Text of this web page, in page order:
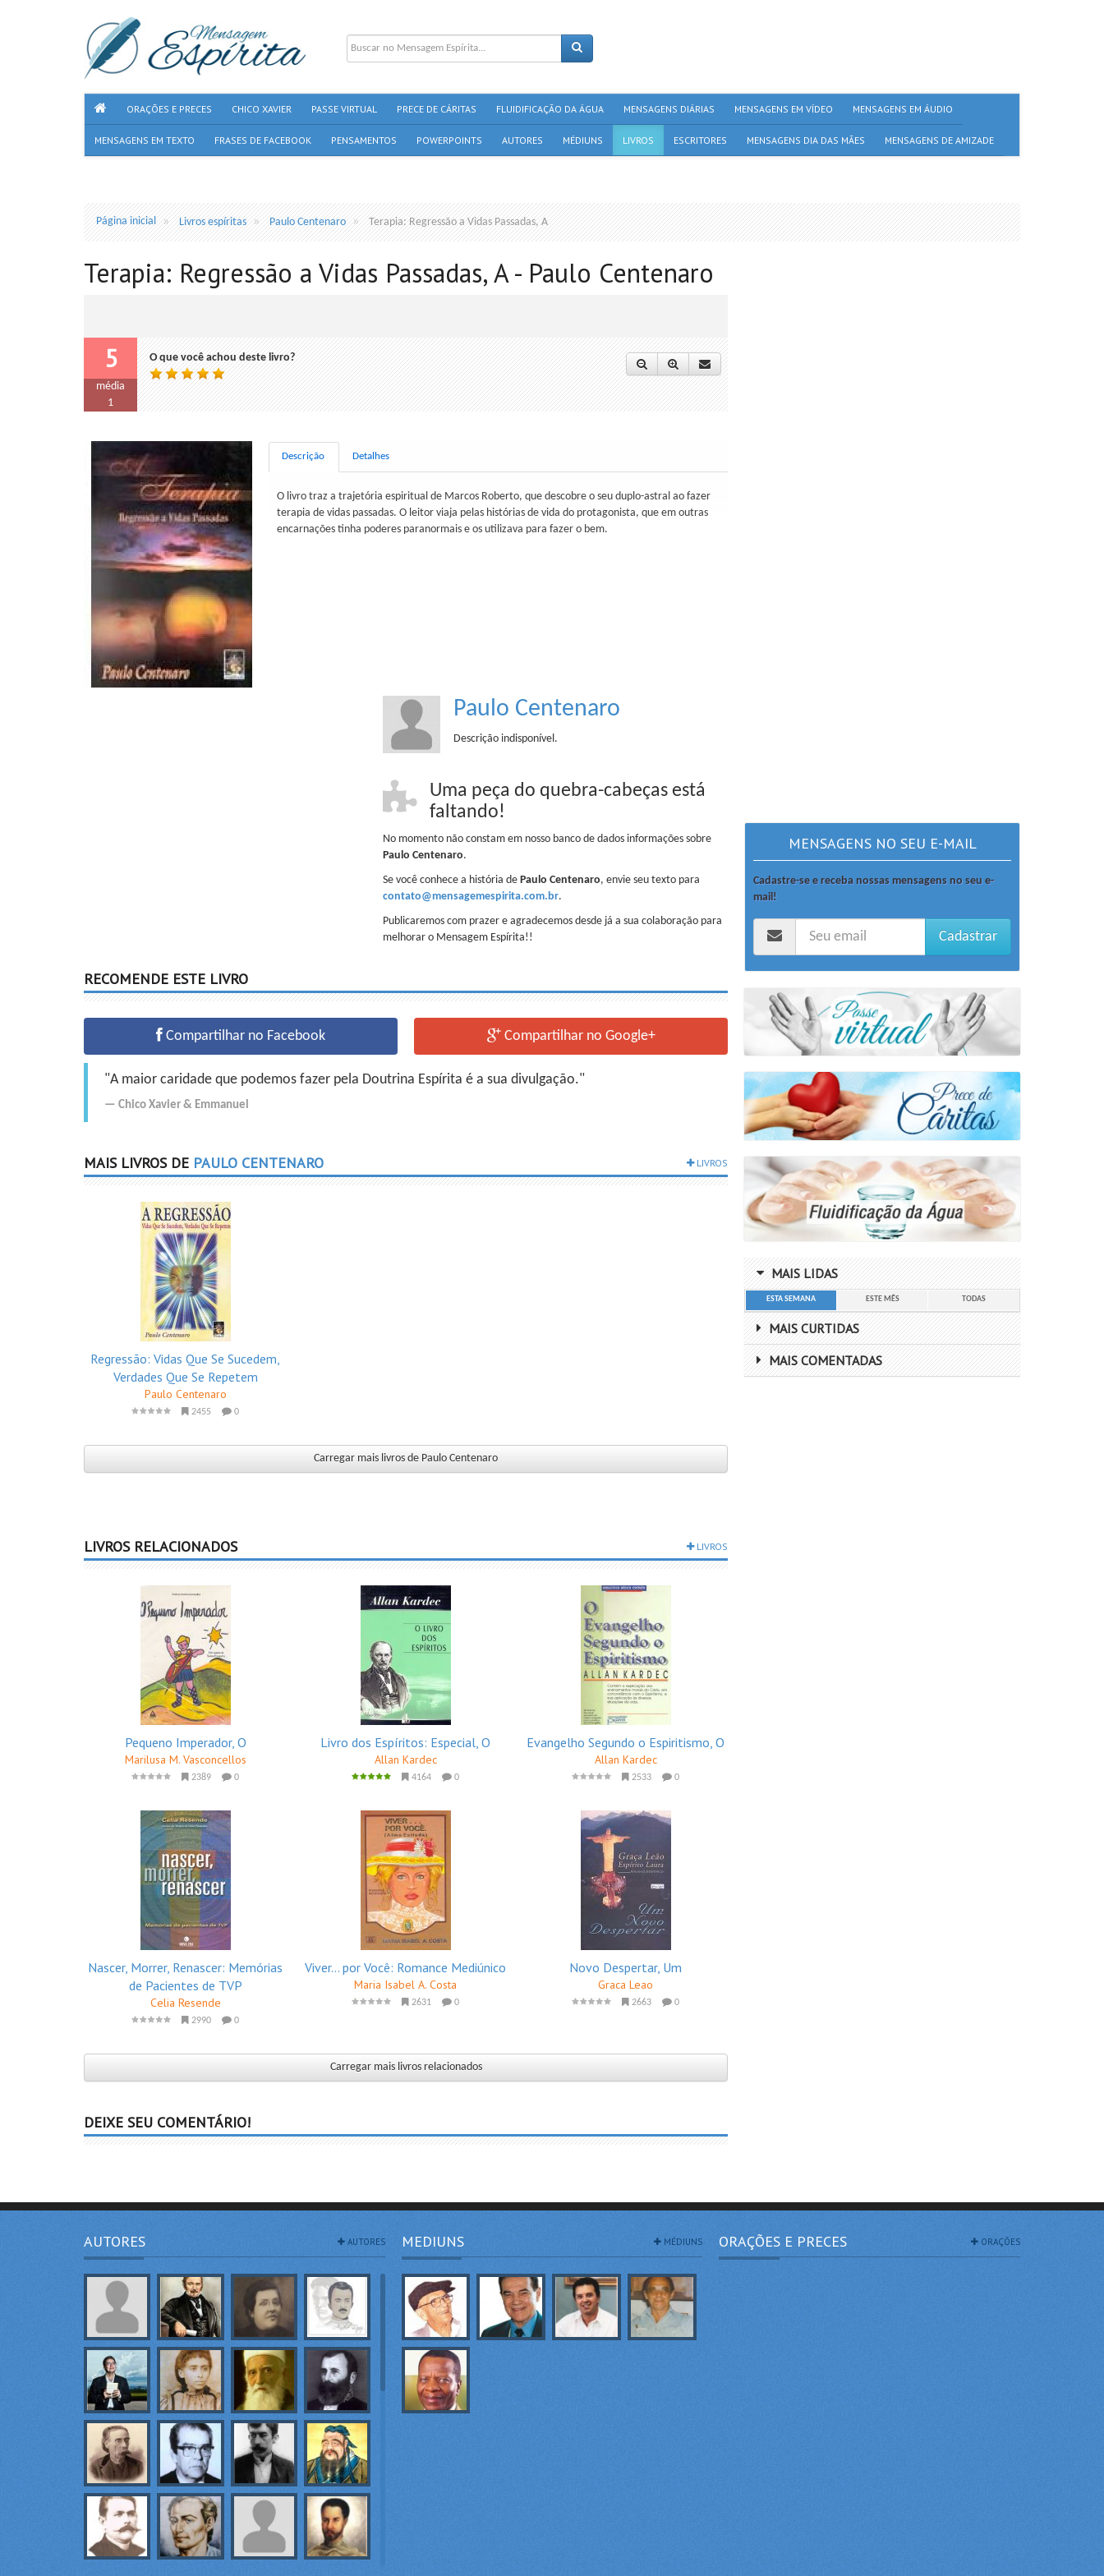
ORAÇÕES E PRECES CHICO XAVIER PASSE VIRTUAL PRECE DE CÁRITAS FLUIDIFICAÇÃO DA ÁGUA MENSAGENS DIÁRIAS MENSAGENS EM VÍDEO MENSAGENS EM ÁUDIO
MENSAGENS EM TEXTO FRASES DE FACEBOOK PENSAMENTOS POWERPOINTS AUTORES MÉDIUNS LIVROS ESCRITORES MENSAGENS DIA DAS MÃES MENSAGENS DE AMIZADE
Página inicial Livros espíritas Paulo Centenaro Terapia: Regressão a Vidas Passadas, A
Terapia: Regressão a Vidas Passadas, A - Paulo Centenaro
5
média
1
O que você achou deste livro?
Descrição Detalhes
O livro traz a trajetória espiritual de Marcos Roberto, que descobre o seu duplo-astral ao fazer
terapia de vidas passadas. O leitor viaja pelas histórias de vida do protagonista, que em outras
encarnações tinha poderes paranormais e os utilizava para fazer o bem.
Paulo Centenaro
Descrição indisponível.
Uma peça do quebra-cabeças está
faltando!
No momento não constam em nosso banco de dados informações sobre
Paulo Centenaro.
Se você conhece a história de Paulo Centenaro, envie seu texto para
contato@mensagemespirita.com.br.
Publicaremos com prazer e agradecemos desde já a sua colaboração para
melhorar o Mensagem Espírita!!
RECOMENDE ESTE LIVRO
Compartilhar no Facebook Compartilhar no Google+
"A maior caridade que podemos fazer pela Doutrina Espírita é a sua divulgação."
Chico Xavier & Emmanuel
MAIS LIVROS DE PAULO CENTENARO LIVROS
Regressão: Vidas Que Se Sucedem,
Verdades Que Se Repetem
Paulo Centenaro
2455 0
Carregar mais livros de Paulo Centenaro
LIVROS RELACIONADOS LIVROS
Pequeno Imperador, O
Marilusa M. Vasconcellos
2389 0
Livro dos Espíritos: Especial, O
Allan Kardec
4164 0
Evangelho Segundo o Espiritismo, O
Allan Kardec
2533 0
Nascer, Morrer, Renascer: Memórias
de Pacientes de TVP
Celia Resende
2990 0
Viver... por Você: Romance Mediúnico
Maria Isabel A. Costa
2631 0
Novo Despertar, Um
Graca Leao
2663 0
Carregar mais livros relacionados
DEIXE SEU COMENTÁRIO!
MENSAGENS NO SEU E-MAIL
Cadastre-se e receba nossas mensagens no seu e-
mail!
Cadastrar
MAIS LIDAS
ESTA SEMANA ESTE MÊS TODAS
MAIS CURTIDAS
MAIS COMENTADAS
AUTORES AUTORES MEDIUNS MÉDIUNS ORAÇÕES E PRECES ORAÇÕES